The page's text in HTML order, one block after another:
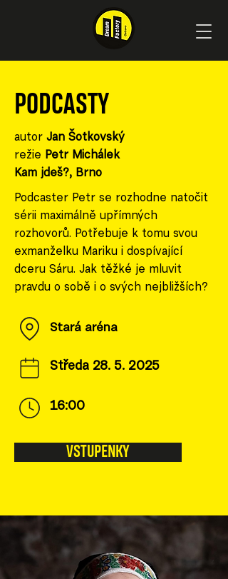
PODCASTY
autor Jan Šotkovský
režie Petr Michálek
Kam jdeš?, Brno
Podcaster Petr se rozhodne natočit
sérii maximálně upřímných
rozhovorů. Potřebuje k tomu svou
exmanželku Mariku i dospívající
dceru Sáru. Jak těžké je mluvit
pravdu o sobě i o svých nejbližších?
Stará aréna
Středa 28. 5. 2025
16:00
VSTUPENKY